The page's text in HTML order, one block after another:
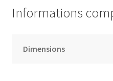
Informations
Dimensions